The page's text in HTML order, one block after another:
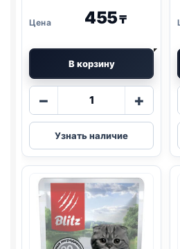
455₸
В корзину
−
Количество
Blitz
(Д/
ШЕРСТИ,
ИНДЕЙКА)
85г
+
Узнать наличие